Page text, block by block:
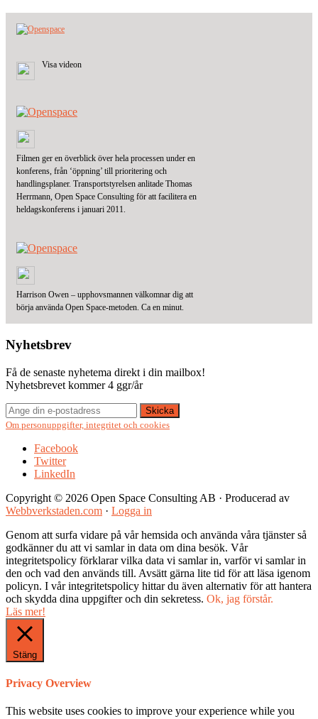
Visa videon
Filmen ger en överblick över hela processen under en
konferens, från ‘öppning’ till prioritering och
handlingsplaner. Transportstyrelsen anlitade Thomas
Herrmann, Open Space Consulting för att facilitera en
heldagskonferens i januari 2011.
Harrison Owen – upphovsmannen välkomnar dig att
börja använda Open Space-metoden. Ca en minut.
Nyhetsbrev
Få de senaste nyhetema direkt i din mailbox!
Nyhetsbrevet kommer 4 ggr/år
Om personuppgifter, integritet och cookies
Facebook
Twitter
LinkedIn
Copyright © 2026 Open Space Consulting AB · Producerad av
Webbverkstaden.com · Logga in
Genom att surfa vidare på vår hemsida och använda våra tjänster så
godkänner du att vi samlar in data om dina besök. Vår
integritetspolicy förklarar vilka data vi samlar in, varför vi samlar in
den och vad den används till. Avsätt gärna lite tid för att läsa igenom
policyn. I vår integritetspolicy hittar du även alternativ för att hantera
och skydda dina uppgifter och din sekretess. Ok, jag förstår.
Läs mer!
Stäng
Privacy Overview
This website uses cookies to improve your experience while you